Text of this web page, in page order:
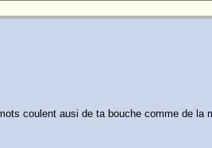
coulent ausi de ta bouche comme de